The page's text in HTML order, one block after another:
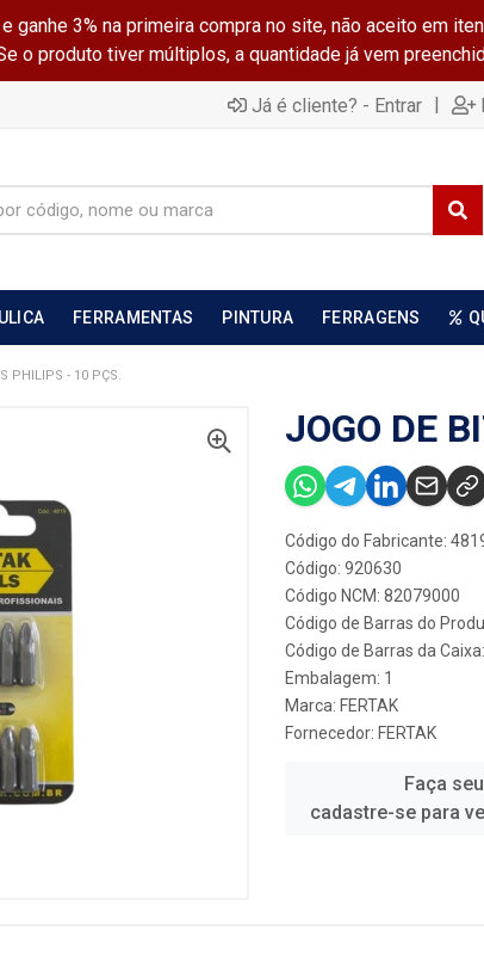
ganhe 3% na primeira compra no site, não aceito em
o produto tiver múltiplos, a quantidade já vem
Já é cliente? - Entrar |
FERRAMENTAS PINTURA FERRAGENS
PHILIPS - 10 PÇS.
JOGO DE
Código do Fabricante:
Código: 920630
Código NCM: 82079000
Código de Barras do
Código de Barras da
Embalagem: 1
Marca: FERTAK
Fornecedor: FERTAK
Faça
cadastre-se para